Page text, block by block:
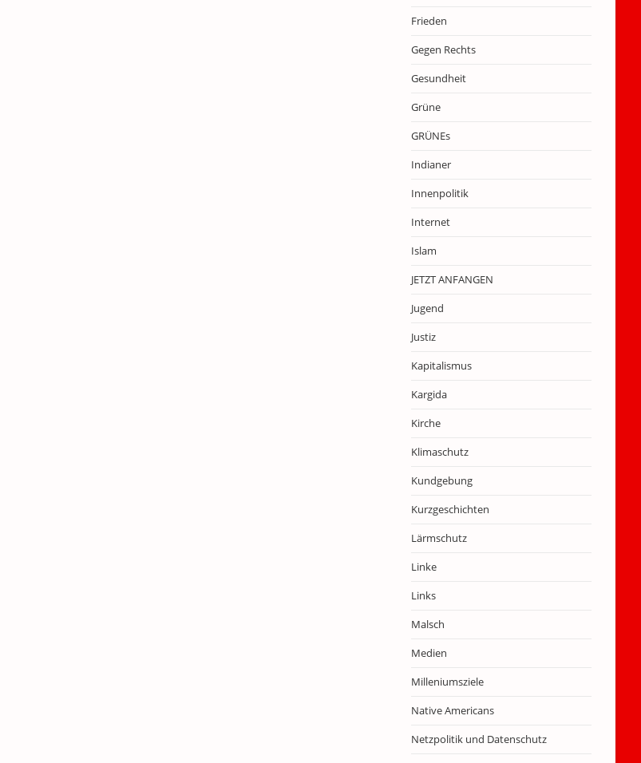
Frieden
Gegen Rechts
Gesundheit
Grüne
GRÜNEs
Indianer
Innenpolitik
Internet
Islam
JETZT ANFANGEN
Jugend
Justiz
Kapitalismus
Kargida
Kirche
Klimaschutz
Kundgebung
Kurzgeschichten
Lärmschutz
Linke
Links
Malsch
Medien
Milleniumsziele
Native Americans
Netzpolitik und Datenschutz